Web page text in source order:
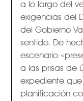
a lo largo del
exigencias del
del Gobierno
sentido. De
escenario
a las prisas de
expediente
planificación